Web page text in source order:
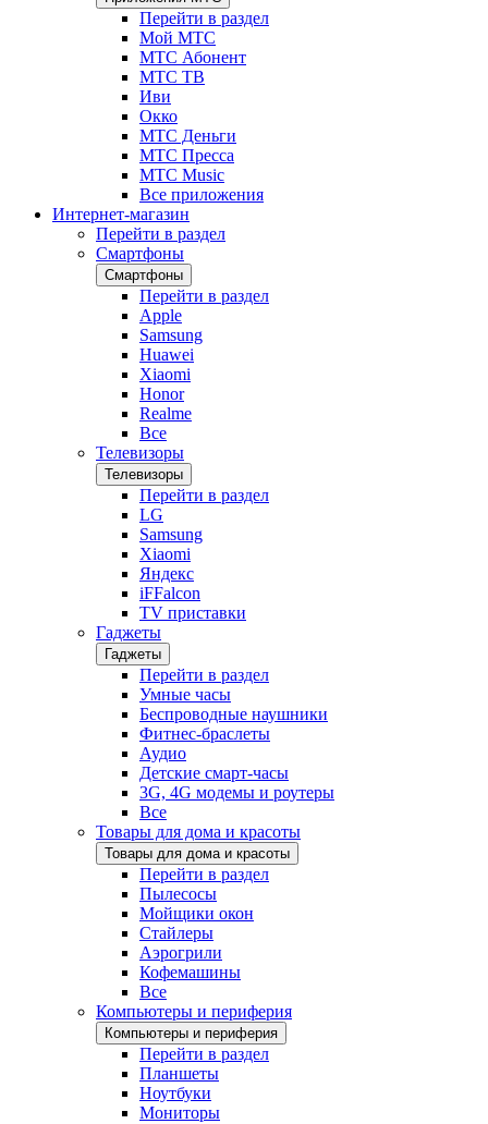
Перейти в раздел
Мой МТС
МТС Абонент
МТС ТВ
Иви
Окко
МТС Деньги
МТС Пресса
МТС Music
Все приложения
Интернет-магазин
Перейти в раздел
Смартфоны
Смартфоны
Перейти в раздел
Apple
Samsung
Huawei
Xiaomi
Honor
Realme
Все
Телевизоры
Телевизоры
Перейти в раздел
LG
Samsung
Xiaomi
Яндекс
iFFalcon
TV приставки
Гаджеты
Гаджеты
Перейти в раздел
Умные часы
Беспроводные наушники
Фитнес-браслеты
Аудио
Детские смарт-часы
3G, 4G модемы и роутеры
Все
Товары для дома и красоты
Товары для дома и красоты
Перейти в раздел
Пылесосы
Мойщики окон
Стайлеры
Аэрогрили
Кофемашины
Все
Компьютеры и периферия
Компьютеры и периферия
Перейти в раздел
Планшеты
Ноутбуки
Мониторы